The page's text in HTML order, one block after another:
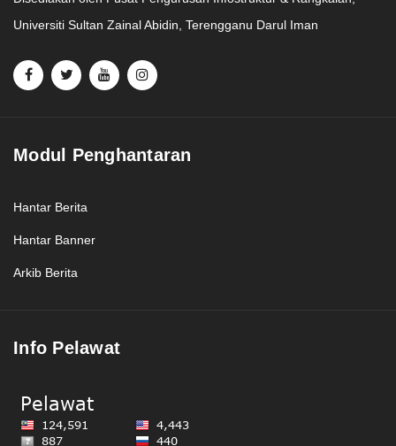
Universiti Sultan Zainal Abidin, Terengganu Darul Iman
Modul Penghantaran
Hantar Berita
Hantar Banner
Arkib Berita
Info Pelawat